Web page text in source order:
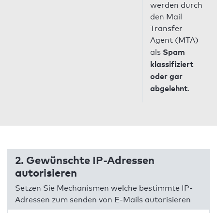
werden durch
den Mail
Transfer
Agent (MTA)
als Spam
klassifiziert
oder gar
abgelehnt.
2. Gewünschte IP-Adressen
autorisieren
Setzen Sie Mechanismen welche bestimmte IP-
Adressen zum senden von E-Mails autorisieren